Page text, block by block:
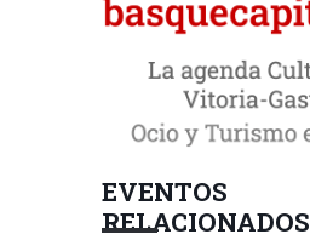
EVENTOS
RELACIONADOS